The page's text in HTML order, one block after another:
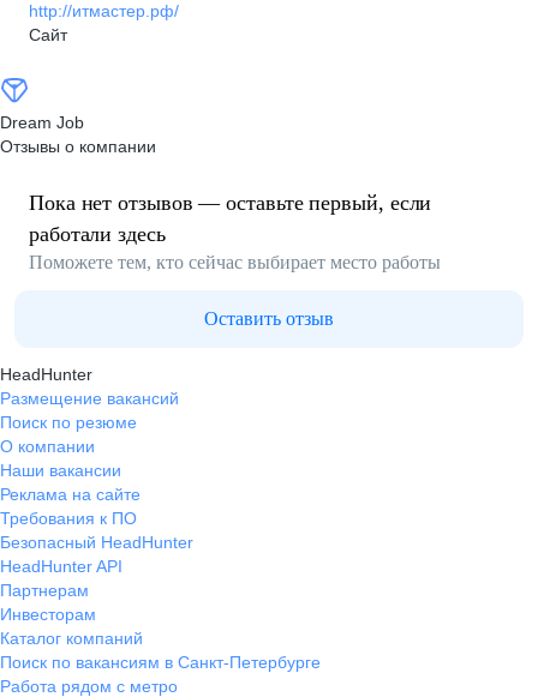
http://итмастер.рф/
Сайт
Dream Job
Отзывы о компании
Пока нет отзывов — оставьте первый, если
работали здесь
Поможете тем, кто сейчас выбирает место работы
Оставить отзыв
HeadHunter
Размещение вакансий
Поиск по резюме
О компании
Наши вакансии
Реклама на сайте
Требования к ПО
Безопасный HeadHunter
HeadHunter API
Партнерам
Инвесторам
Каталог компаний
Поиск по вакансиям в Санкт-Петербурге
Работа рядом с метро